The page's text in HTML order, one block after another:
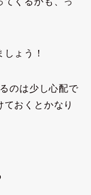
しょう！
のは少し心配で
おくとかなり